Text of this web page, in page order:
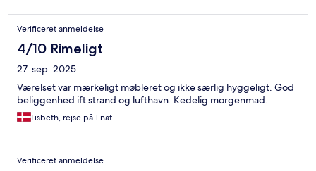
Verificeret anmeldelse
4/10 Rimeligt
27. sep. 2025
Værelset var mærkeligt møbleret og ikke særlig hyggeligt. God
beliggenhed ift strand og lufthavn. Kedelig morgenmad.
Lisbeth, rejse på 1 nat
Verificeret anmeldelse